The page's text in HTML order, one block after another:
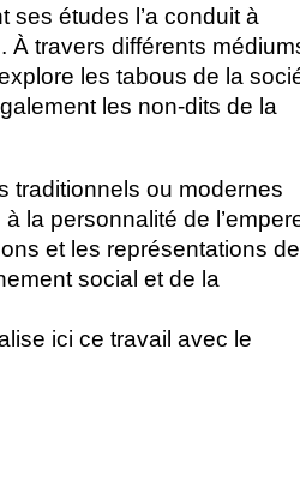
ses études l’a conduit à
À travers différents
les tabous de la
les non-dits de la
traditionnels ou modernes
la personnalité de
et les représentations
social et de la
ici ce travail avec le